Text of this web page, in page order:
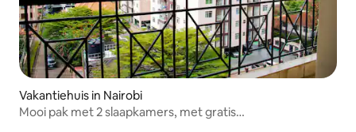
Vakantiehuis in Nairobi
Mooi pak met 2 slaapkamers, met gratis